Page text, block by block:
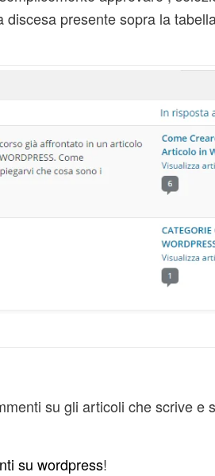
discesa presente sopra la
su gli articoli che scrive e
su wordpress!